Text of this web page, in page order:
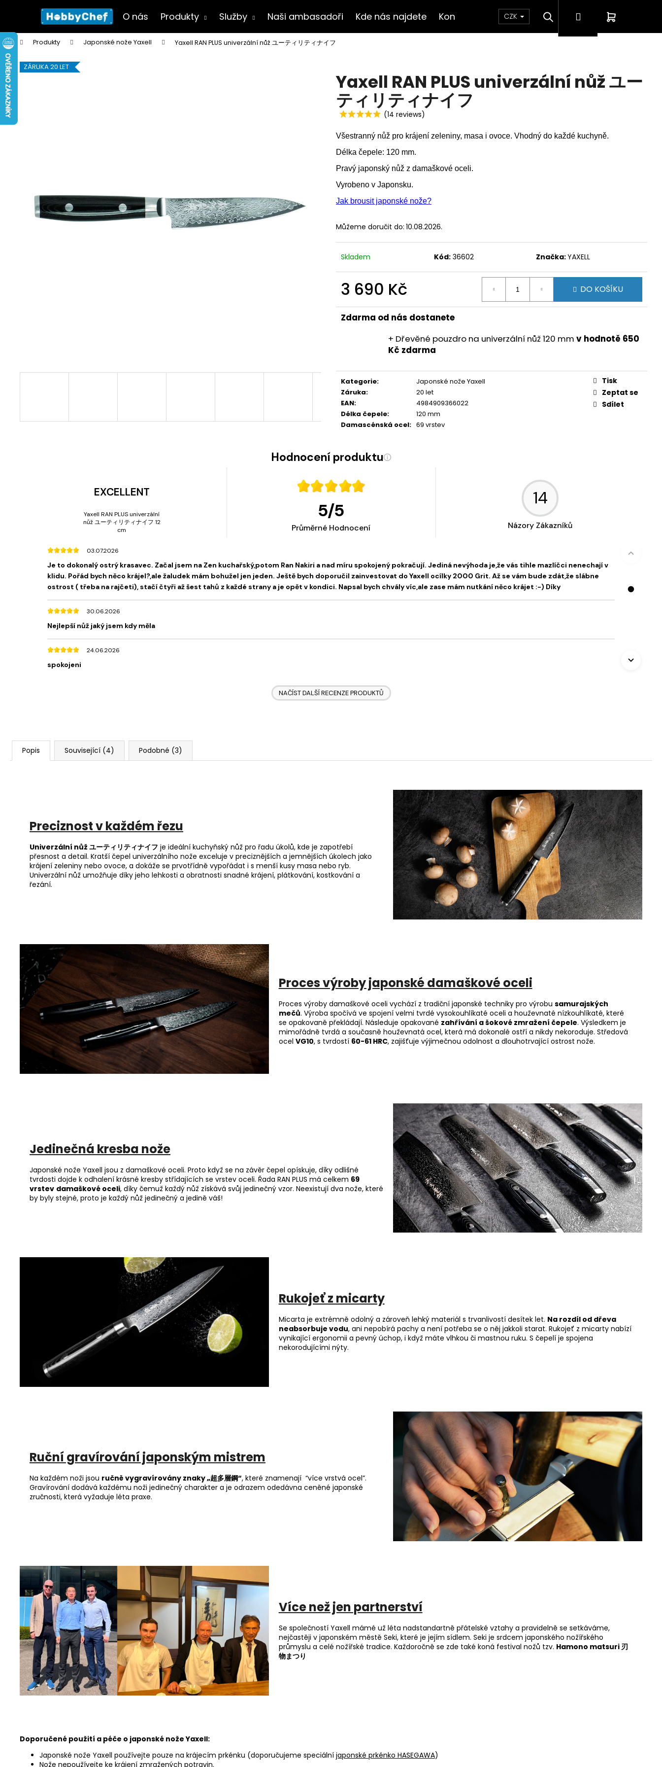
O nás Produkty Služby Naši ambasadoři Kde nás najdete Kontakt CZK HledatPřihlášeníNákupní
košík
Domů Produkty Japonské nože Yaxell Yaxell RAN PLUS univerzální nůž ユーティリティナイフ
Yaxell RAN PLUS univerzální nůž ユー
ティリティナイフ
(14 reviews)
Všestranný nůž pro krájení zeleniny, masa i ovoce. Vhodný do každé kuchyně.
Délka čepele: 120 mm.
Pravý japonský nůž z damaškové oceli.
Vyrobeno v Japonsku.
Jak brousit japonské nože?
Můžeme doručit do: 10.08.2026.
Skladem Kód: 36602 Značka:YAXELL
3 690 Kč
cena:
DO KOŠÍKU
Zdarma od nás dostanete
+ Dřevěné pouzdro na univerzální nůž 120 mm v hodnotě 650
Kč zdarma
Kategorie:
Japonské nože Yaxell
Záruka:
20 let
EAN:
4984909366022
Délka čepele:
120 mm
Damascénská ocel: 69 vrstev
Tisk
Zeptat se
Sdílet
ZÁRUKA 20 LET
Hodnocení produktu
EXCELLENT
Yaxell RAN PLUS univerzální
nůž ユーティリティナイフ 12
cm
5/5
Průměrné Hodnocení
14
Názory Zákazníků
03.07.2026
Je to dokonalý ostrý krasavec. Začal jsem na Zen kuchařský,potom Ran Nakiri a nad míru spokojený pokračují. Jediná nevýhoda je,že vás tihle mazlíčci nenechají v
klidu. Pořád bych něco krájel?,ale žaludek mám bohužel jen jeden. Ještě bych doporučil zainvestovat do Yaxell ocílky 2000 Grit. Až se vám bude zdát,že slábne
ostrost ( třeba na rajčeti), stačí čtyři až šest tahů z každé strany a je opět v kondici. Napsal bych chvály víc,ale zase mám nutkání něco krájet :-) Díky
30.06.2026
Nejlepší nůž jaký jsem kdy měla
24.06.2026
spokojeni
Dobře padne do ruky, pro běžnou práci v kuchyni je to ideální pomocník.
skvělý
Krájí suprově
01.06.2026
Ještě jsem ho nepoužil, ale rodina si ho chválí.
NAČÍST DALŠÍ RECENZE PRODUKTŮ
Popis Související (4) Podobné (3)
Preciznost v každém řezu
Univerzální nůž ユーティリティナイフ je ideální kuchyňský nůž pro řadu úkolů, kde je zapotřebí
přesnost a detail. Kratší čepel univerzálního nože exceluje v preciznějších a jemnějších úkolech jako
krájení zeleniny nebo ovoce, a dokáže se prvotřídně vypořádat i s menší kusy masa nebo ryb.
Univerzální nůž umožňuje díky jeho lehkosti a obratnosti snadné krájení, plátkování, kostkování a
řezání.
Proces výroby japonské damaškové oceli
Proces výroby damaškové oceli vychází z tradiční japonské techniky pro výrobu samurajských
mečů. Výroba spočívá ve spojení velmi tvrdé vysokouhlíkaté oceli a houževnaté nízkouhlíkaté, které
se opakovaně překládají. Následuje opakované zahřívání a šokové zmražení čepele. Výsledkem je
mimořádně tvrdá a současně houževnatá ocel, která má dokonalé ostří a nikdy nekoroduje. Středová
ocel VG10, s tvrdostí 60-61 HRC, zajišťuje výjimečnou odolnost a dlouhotrvající ostrost nože.
Jedinečná kresba nože
Japonské nože Yaxell jsou z damaškové oceli. Proto když se na závěr čepel opískuje, díky odlišné
tvrdosti dojde k odhalení krásné kresby střídajících se vrstev oceli. Řada RAN PLUS má celkem 69
vrstev damaškové oceli, díky čemuž každý nůž získává svůj jedinečný vzor. Neexistují dva nože, které
by byly stejné, proto je každý nůž jedinečný a jedině váš!
Rukojeť z micarty
Micarta je extrémně odolný a zároveň lehký materiál s trvanlivostí desítek let. Na rozdíl od dřeva
neabsorbuje vodu, ani nepobírá pachy a není potřeba se o něj jakkoli starat. Rukojeť z micarty nabízí
vynikající ergonomii a pevný úchop, i když máte vlhkou či mastnou ruku. S čepelí je spojena
nekorodujícími nýty.
Ruční gravírování japonským mistrem
Na každém noži jsou ručně vygravírovány znaky „超多層鋼“, které znamenají “více vrstvá ocel”.
Gravírování dodává každému noži jedinečný charakter a je odrazem odedávna ceněné japonské
zručnosti, která vyžaduje léta praxe.
Více než jen partnerství
Se společností Yaxell mámé už léta nadstandartně přátelské vztahy a pravidelně se setkáváme,
nejčastěji v japonském městě Seki, které je jejím sídlem. Seki je srdcem japonského nožířského
průmyslu a celé nožířské tradice. Každoročně se zde také koná festival nožů tzv. Hamono matsuri 刃
物まつり
Doporučené použití a péče o japonské nože Yaxell:
Japonské nože Yaxell používejte pouze na krájecím prkénku (doporučujeme speciální japonské prkénko HASEGAWA)
Nože nepoužívejte ke krájení zmražených potravin.
š
í
k
Zpět
do
Zpět
do
HLEDAT